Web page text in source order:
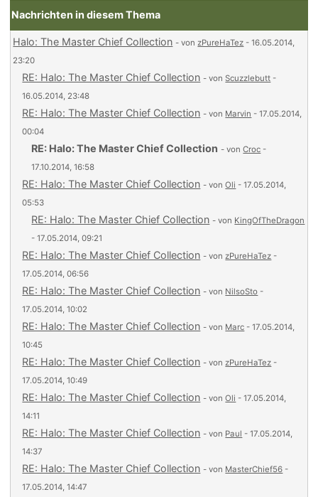
Nachrichten in diesem Thema
Halo: The Master Chief Collection - vonzPureHaTez - 16.05.2014,
23:20
RE: Halo: The Master Chief Collection - vonScuzzlebutt -
16.05.2014, 23:48
RE: Halo: The Master Chief Collection - von Marvin - 17.05.2014,
00:04
RE: Halo: The Master Chief Collection - vonCroc -
17.10.2014, 16:58
RE: Halo: The Master Chief Collection - vonOli - 17.05.2014,
05:53
RE: Halo: The Master Chief Collection - von KingOfTheDragon
- 17.05.2014, 09:21
RE: Halo: The Master Chief Collection - vonzPureHaTez -
17.05.2014, 06:56
RE: Halo: The Master Chief Collection - von NilsoSto -
17.05.2014, 10:02
RE: Halo: The Master Chief Collection - von Marc - 17.05.2014,
10:45
RE: Halo: The Master Chief Collection - vonzPureHaTez -
17.05.2014, 10:49
RE: Halo: The Master Chief Collection - vonOli - 17.05.2014,
14:11
RE: Halo: The Master Chief Collection - von Paul - 17.05.2014,
14:37
RE: Halo: The Master Chief Collection - von MasterChief56 -
17.05.2014, 14:47